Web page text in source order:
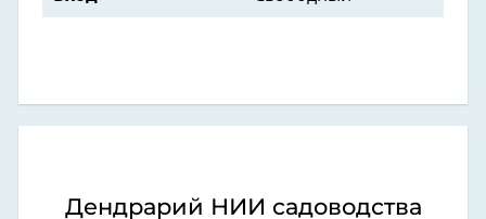
Дендрарий НИИ садоводства